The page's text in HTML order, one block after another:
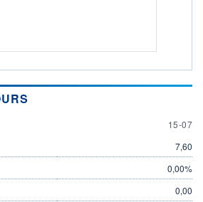
15 JULY
15-07
7,60
0,00%
0,00